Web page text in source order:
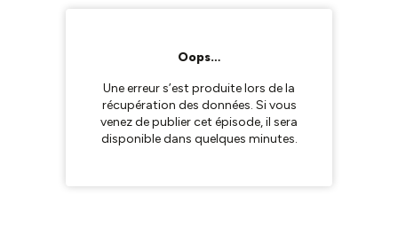
Oops…
Une erreur s’est produite lors de la
récupération des données. Si vous
venez de publier cet épisode, il sera
disponible dans quelques minutes.